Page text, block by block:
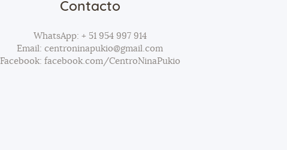
Contacto
WhatsApp: + 51 954 997 914
Email: centroninapukio@gmail.com
Facebook: facebook.com/CentroNinaPukio